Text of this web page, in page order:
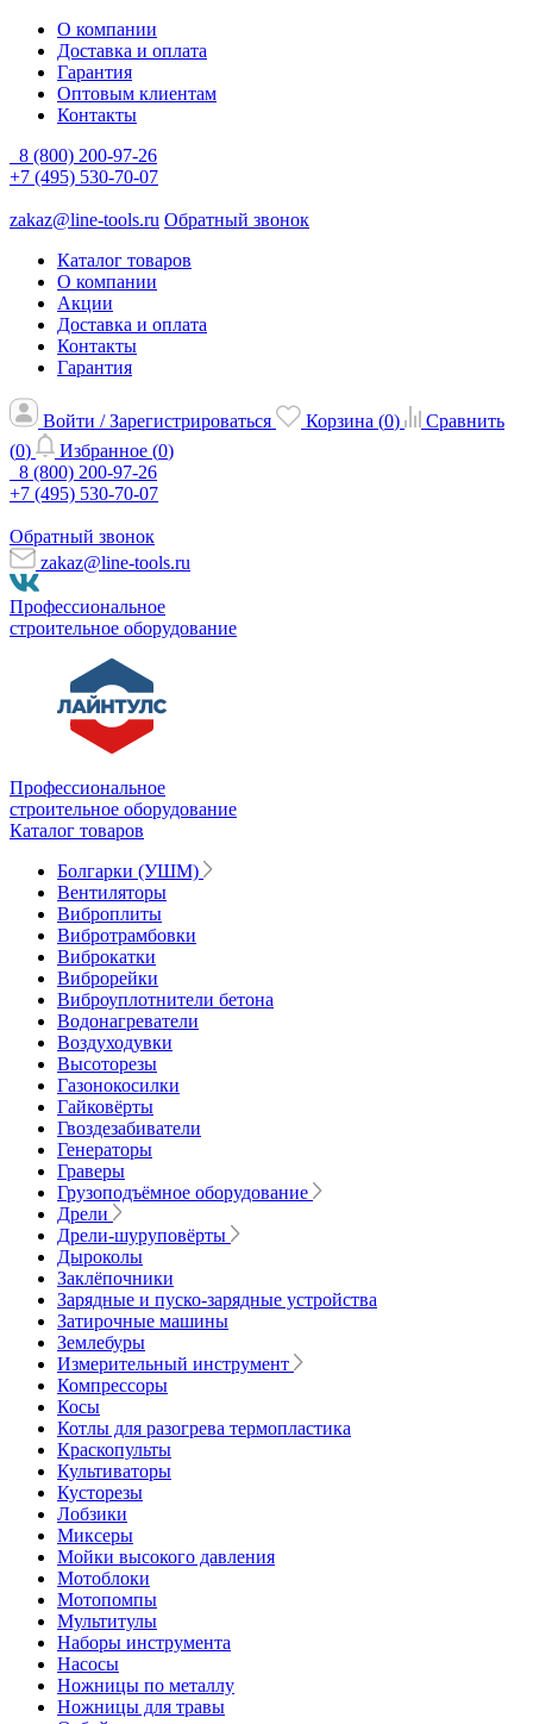
О компании
Доставка и оплата
Гарантия
Оптовым клиентам
Контакты
8 (800) 200-97-26
+7 (495) 530-70-07
zakaz@line-tools.ru Обратный звонок
Каталог товаров
О компании
Акции
Доставка и оплата
Контакты
Гарантия
Войти / Зарегистрироваться Корзина (0)
Сравнить
(0) Избранное (0)
8 (800) 200-97-26
+7 (495) 530-70-07
Обратный звонок
zakaz@line-tools.ru
Профессиональное
строительное оборудование
Профессиональное
строительное оборудование
Каталог товаров
Болгарки (УШМ)
Вентиляторы
Виброплиты
Вибротрамбовки
Виброкатки
Виброрейки
Виброуплотнители бетона
Водонагреватели
Воздуходувки
Высоторезы
Газонокосилки
Гайковёрты
Гвоздезабиватели
Генераторы
Граверы
Грузоподъёмное оборудование
Дрели
Дрели-шуруповёрты
Дыроколы
Заклёпочники
Зарядные и пуско-зарядные устройства
Затирочные машины
Землебуры
Измерительный инструмент
Компрессоры
Косы
Котлы для разогрева термопластика
Краскопульты
Культиваторы
Кусторезы
Лобзики
Миксеры
Мойки высокого давления
Мотоблоки
Мотопомпы
Мультитулы
Наборы инструмента
Насосы
Ножницы по металлу
Ножницы для травы